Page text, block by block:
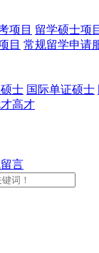
项目 留学硕士项
目 常规留学申请
士 国际单证硕士
高才
言